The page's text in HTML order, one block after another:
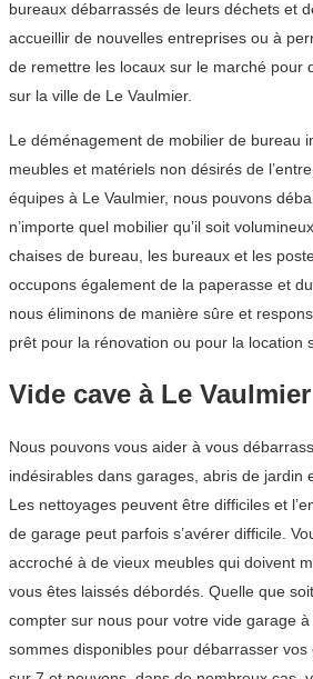
bureaux débarrassés de leurs déchets et
accueillir de nouvelles entreprises ou à
de remettre les locaux sur le marché pour
sur la ville de Le Vaulmier.
Le déménagement de mobilier de bureau
meubles et matériels non désirés de
équipes à Le Vaulmier, nous pouvons
n’importe quel mobilier qu’il soit
chaises de bureau, les bureaux et les
occupons également de la paperasse et
nous éliminons de manière sûre et
prêt pour la rénovation ou pour la location
Vide cave à Le Vaulmier
Nous pouvons vous aider à vous
indésirables dans garages, abris de jardin
Les nettoyages peuvent être difficiles et
de garage peut parfois s’avérer difficile.
accroché à de vieux meubles qui doivent
vous êtes laissés débordés. Quelle que
compter sur nous pour votre vide garage à
sommes disponibles pour débarrasser